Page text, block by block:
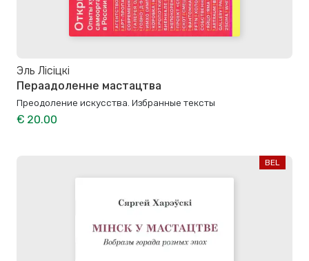
Эль Лісіцкі
Пераадоленне мастацтва
Преодоление искусства. Избранные тексты
€ 20.00
BEL